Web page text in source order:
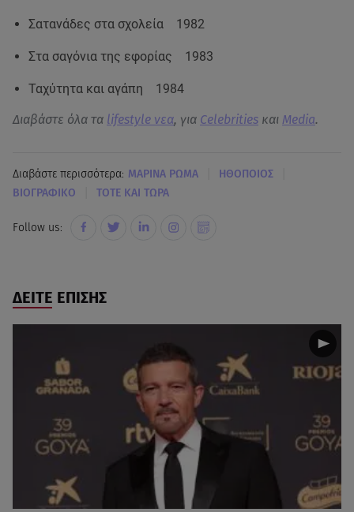
Σατανάδες στα σχολεία 1982
Στα σαγόνια της εφορίας 1983
Ταχύτητα και αγάπη 1984
Διαβάστε όλα τα lifestyle νεα, για Celebrities και Media.
Διαβάστε περισσότερα: ΜΑΡΙΝΑ ΡΩΜΑ ΗΘΟΠΟΙΟΣ
ΒΙΟΓΡΑΦΙΚΟ ΤΟΤΕ ΚΑΙ ΤΩΡΑ
Follow us:
ΔΕΙΤΕ ΕΠΙΣΗΣ